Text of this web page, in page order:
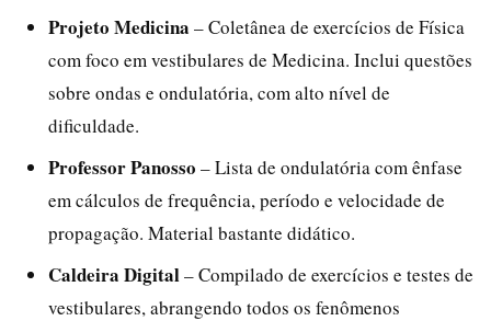
Projeto Medicina – Coletânea de exercícios de Física
com foco em vestibulares de Medicina. Inclui questões
sobre ondas e ondulatória, com alto nível de
dificuldade.
Professor Panosso – Lista de ondulatória com ênfase
em cálculos de frequência, período e velocidade de
propagação. Material bastante didático.
Caldeira Digital– Compilado de exercícios e testes de
vestibulares, abrangendo todos os fenômenos